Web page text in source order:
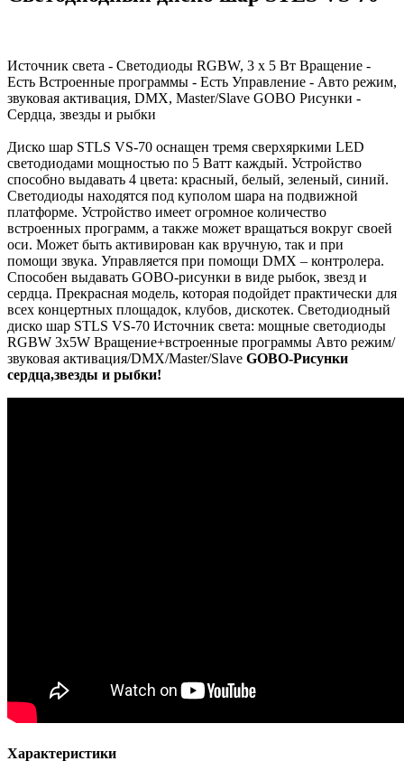
Источник света - Светодиоды RGBW, 3 x 5 Вт Вращение -
Есть Встроенные программы - Есть Управление - Авто режим,
звуковая активация, DMX, Master/Slave GOBO Рисунки -
Сердца, звезды и рыбки
Диско шар STLS VS-70 оснащен тремя сверхяркими LED
светодиодами мощностью по 5 Ватт каждый. Устройство
способно выдавать 4 цвета: красный, белый, зеленый, синий.
Светодиоды находятся под куполом шара на подвижной
платформе. Устройство имеет огромное количество
встроенных программ, а также может вращаться вокруг своей
оси. Может быть активирован как вручную, так и при
помощи звука. Управляется при помощи DMX – контролера.
Способен выдавать GOBO-рисунки в виде рыбок, звезд и
сердца. Прекрасная модель, которая подойдет практически для
всех концертных площадок, клубов, дискотек. Светодиодный
диско шар STLS VS-70 Источник света: мощные светодиоды
RGBW 3x5W Вращение+встроенные программы Авто режим/
звуковая активация/DMX/Master/Slave GOBO-Рисунки
сердца,звезды и рыбки!
Характеристики